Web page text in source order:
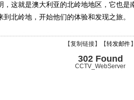
，这就是澳大利亚的北岭地地区，它也
到北岭地，开始他们的体验和发现之旅。
【复制链接】【转发邮件 】
302 Found
CCTV_WebServer